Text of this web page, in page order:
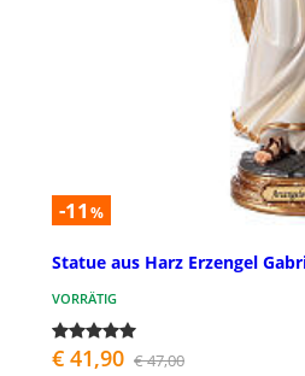
-11 %
Statue aus Harz Erzengel
VORRÄTIG
€ 41,90 € 47,00